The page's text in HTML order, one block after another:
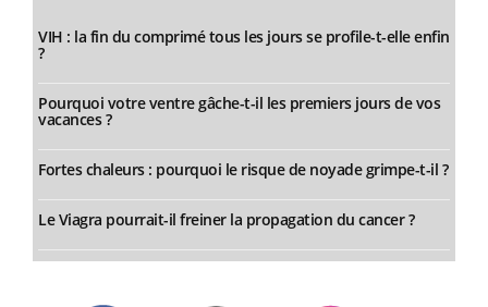
VIH : la fin du comprimé tous les jours se profile-t-elle enfin
?
Pourquoi votre ventre gâche-t-il les premiers jours de vos
vacances ?
Fortes chaleurs : pourquoi le risque de noyade grimpe-t-il ?
Le Viagra pourrait-il freiner la propagation du cancer ?